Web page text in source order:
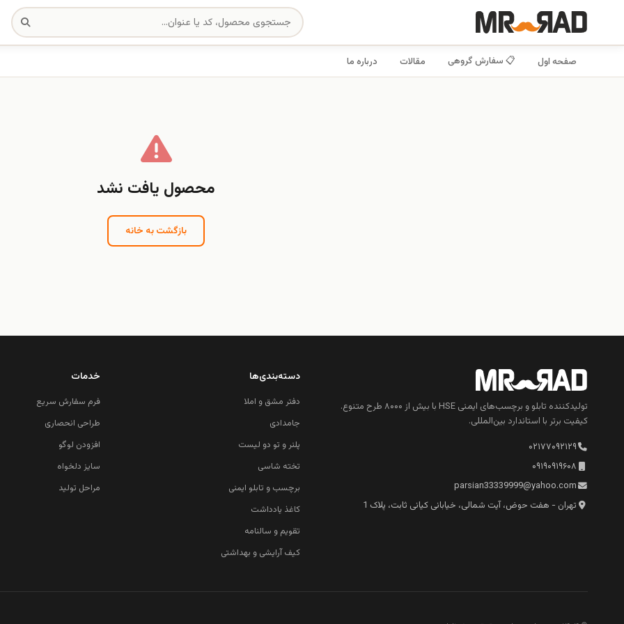
صفحه اول 📋 سفارش گروهی مقالات درباره ما
محصول یافت نشد
بازگشت به خانه
تولیدکننده تابلو و برچسب‌های ایمنی HSE با بیش از ۸۰۰۰ طرح متنوع.
کیفیت برتر با استاندارد بین‌المللی.
۰۲۱۷۷۰۹۲۱۲۹
۰۹۱۹۰۹۱۹۶۰۸
parsian33339999@yahoo.com
تهران - هفت حوض، آیت شمالی، خیابانی کیانی ثابت، پلاک 1
دسته‌بندی‌ها
دفتر مشق و املا
جامدادی
پلنر و تو دو لیست
تخته شاسی
برچسب و تابلو ایمنی
کاغذ یادداشت
تقویم و سالنامه
کیف آرایشی و بهداشتی
خدمات
فرم سفارش سریع
طراحی انحصاری
افزودن لوگو
سایز دلخواه
مراحل تولید